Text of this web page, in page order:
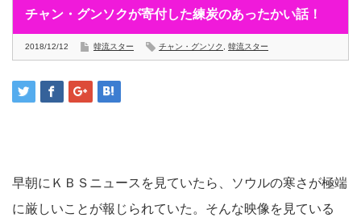
チャン・グンソクが寄付した練炭のあったかい話！
2018/12/12 韓流スター チャン・グンソク 韓流スター
早朝にＫＢＳニュースを見ていたら、ソウルの寒さが極端
に厳しいことが報じられていた。そんな映像を見ている